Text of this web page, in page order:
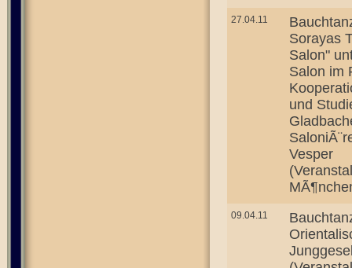
27.04.11
Sorayas
Salon"
Salon im
und
Vesper
09.04.11